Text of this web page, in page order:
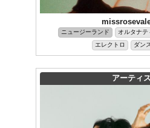
ニュージーランド オルタナテ
エレクトロ
ダン
アーティ